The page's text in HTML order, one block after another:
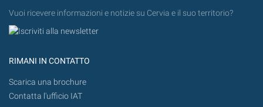
Vuoi ricevere informazioni e notizie su Cervia e il suo territorio?
RIMANI IN CONTATTO
Scarica una brochure
Contatta l'ufficio IAT